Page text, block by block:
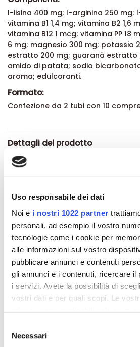
Uso responsabile dei dati
Noi e i nostri 1022 partner
personali, ad esempio il vostro
tecnologie come i cookie per
alle informazioni sul vostro
pubblicare annunci e contenuti
gli annunci e i contenuti, ricercare il
i servizi. Avete la possibilità di
vostri dati e per quali scopi. Le
modificare o revocare il proprio
delNecessari
l-iisina 400 mg; l-arginina 250 mg;
vitamina B1 1,4 mg; vitamina B2 1,6
vitamina B12 1 mcg; vitamina PP
6 mg; magnesio 300 mg; potassio
estratto 200 mg; guaranà estratto
amido di patata; sodio
aroma; edulcoranti.
Formato:
Confezione da 2 tubi con 10
Dettagli del prodotto
Recensioni
Altri prodotti che
-42% -